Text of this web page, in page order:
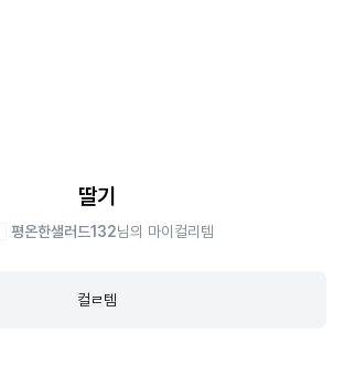
딸기
평온한샐러드132님의 마이컬리템
컬ㄹ템